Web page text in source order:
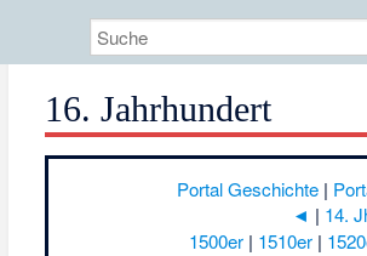
16. Jahrhundert
Portal Geschichte |
◄ | 14.
1500er| 1510er|